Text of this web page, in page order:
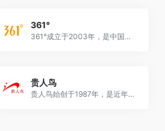
361°
361°成立于2003年，是中国领先的运动品牌之一，是一个集品牌、研发、设计、生产、经销为一体的综合性体育用品品牌，其产品包括运动鞋、服及相关配件等多品类。
贵人鸟
贵人鸟始创于1987年，是近年成长最为迅速的中国民族运动品牌，先后荣获中国驰名商标、中国名牌产品、国家免检产品、纳税AAA级企业等荣誉称号！